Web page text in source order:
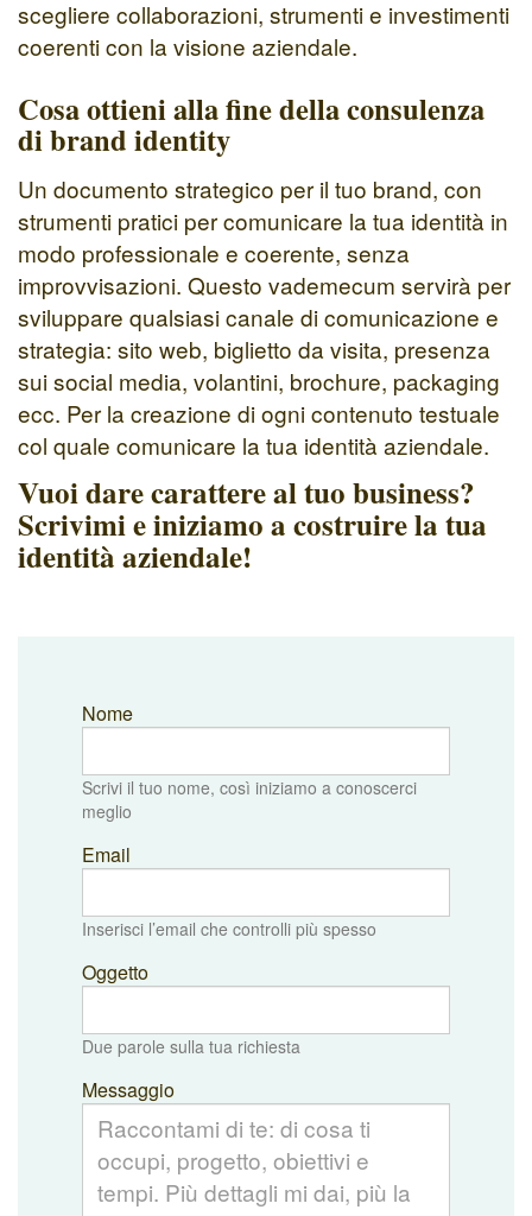
scegliere collaborazioni, strumenti e investimenti
coerenti con la visione aziendale.
Cosa ottieni alla fine della consulenza
di brand identity
Un documento strategico per il tuo brand, con
strumenti pratici per comunicare la tua identità in
modo professionale e coerente, senza
improvvisazioni. Questo vademecum servirà per
sviluppare qualsiasi canale di comunicazione e
strategia: sito web, biglietto da visita, presenza
sui social media, volantini, brochure, packaging
ecc. Per la creazione di ogni contenuto testuale
col quale comunicare la tua identità aziendale.
Vuoi dare carattere al tuo business?
Scrivimi e iniziamo a costruire la tua
identità aziendale!
Nome
Scrivi il tuo nome, così iniziamo a conoscerci
meglio
Email
Inserisci l’email che controlli più spesso
Oggetto
Due parole sulla tua richiesta
Messaggio